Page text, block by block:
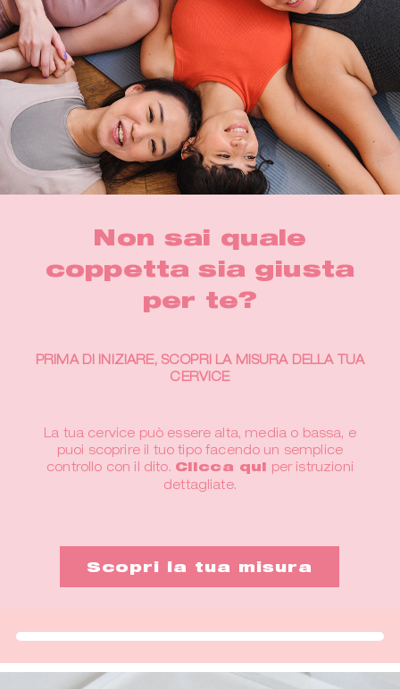
Non sai quale
coppetta sia giusta
per te?
PRIMA DI INIZIARE, SCOPRI LA MISURA DELLA TUA
CERVICE
La tua cervice può essere alta, media o bassa, e
puoi scoprire il tuo tipo facendo un semplice
controllo con il dito. Clicca qui per istruzioni
dettagliate.